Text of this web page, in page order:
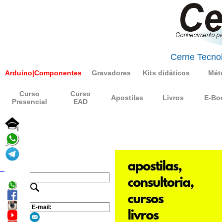
Cerne
Arduino|Componentes Gravadores Kits didáticos
Curso
Presencial
Curso
EAD
Apostilas Livros E-